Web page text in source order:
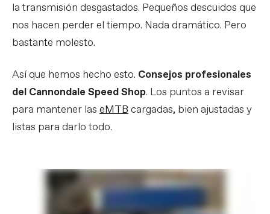
la transmisión desgastados. Pequeños descuidos que
nos hacen perder el tiempo. Nada dramático. Pero
bastante molesto.
Así que hemos hecho esto. Consejos profesionales
del Cannondale Speed Shop. Los puntos a revisar
para mantener las eMTBcargadas, bien ajustadas y
listas para darlo todo.